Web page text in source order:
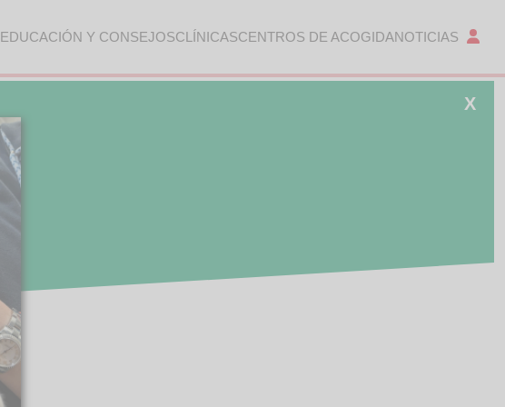
EDUCACIÓN Y CONSEJOSCLÍNICASCENTROS DE ACOGIDANOTICIAS
X